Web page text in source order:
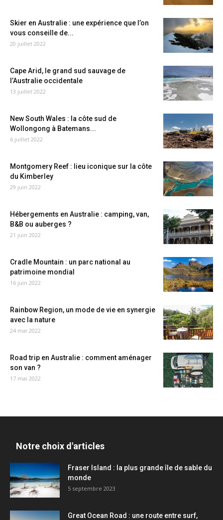
Skier en Australie : une expérience que l’on
vous conseille de...
20 juillet 2022
Cape Arid, le grand sud sauvage de
l’Australie occidentale
13 juillet 2022
New South Wales : la côte sud de
Wollongong à Batemans...
6 juillet 2022
Montgomery Reef : lieu iconique sur la côte
du Kimberley
29 juin 2022
Hébergements en Australie : camping, van,
B&B ou auberges ?
21 juin 2022
Cradle Mountain : un parc national au
patrimoine mondial
16 juin 2022
Rainbow Region, un mode de vie en synergie
avec la nature
24 mai 2022
Road trip en Australie : comment aménager
son van ?
17 mai 2022
Notre choix d'articles
Fraser Island : la plus grande île de sable du
monde
5 septembre 2023
Great Ocean Road : une route entre surf,